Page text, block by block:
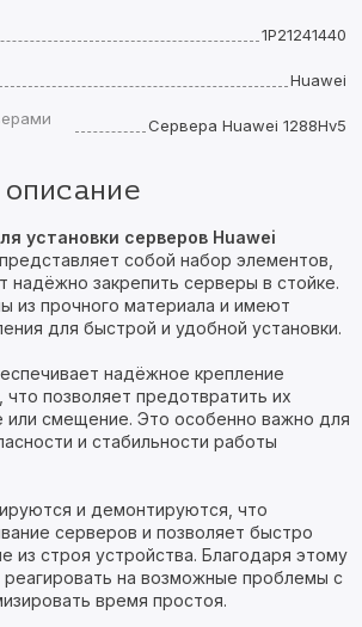
1P21241440
Huawei
Сервера Huawei 1288Hv5
установки серверов Huawei
представляет собой набор элементов,
надёжно закрепить серверы в стойке.
из прочного материала и имеют
для быстрой и удобной установки.
надёжное крепление
что позволяет предотвратить их
или смещение. Это особенно важно для
и стабильности работы
и демонтируются, что
серверов и позволяет быстро
из строя устройства. Благодаря этому
на возможные проблемы с
время простоя.